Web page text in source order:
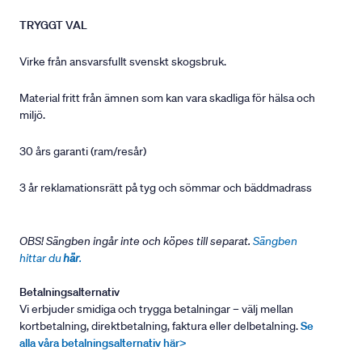
TRYGGT VAL
Virke från ansvarsfullt svenskt skogsbruk.
Material fritt från ämnen som kan vara skadliga för hälsa och
miljö.
30 års garanti (ram/resår)
3 år reklamationsrätt på tyg och sömmar och bäddmadrass
OBS! Sängben ingår inte och köpes till separat. Sängben
hittar duhär.
Betalningsalternativ
Vi erbjuder smidiga och trygga betalningar – välj mellan
kortbetalning, direktbetalning, faktura eller delbetalning.Se
alla våra betalningsalternativ här>